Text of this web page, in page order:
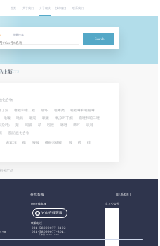
首页 关于我们 分子砌块 技术服务 联系我们
批量搜索
Search
上新
他化合物
丁烷 噻唑和噻二唑 螺环 喹啉类 喹唑啉和喹喔啉
氧杂环丁烷 噁唑和噁二唑
杂环) 吲哚 茚 吲唑 咪唑 稠环
脂肪族化合物
卤素:溴 酯 羧酸 硼酸和硼酯 胺 醛
关产品
在线客服 联系我们
号楼
QQ在线客服
Web在线客服
联系电话
021-58099077-8102
021-58099077-8041
工作日 09:00-17:00
官方公众号